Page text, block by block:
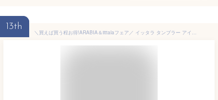
13th
＼買えば買う程お得!ARABIA＆iittalaフェア／ イッタラ タンブラー アイノ・アールト 330ml 0.33L 北欧ブランド インテリア 食器 デザイン お洒落 2個セット ペアグラス ハイボール 950301 iittala Aino Aalto TUMBLER 2 set 冬 冬物 クリスマス プレゼント